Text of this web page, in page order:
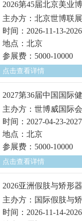
2026第45届北京美业
主办方：北京世博联
时间：2026-11-13-
地点：北京
参展费：5000-10000
点击查看详情
2027第36届中国国际
主办方：世博威国际
时间：2027-04-23-
地点：北京
参展费：5000-10000
点击查看详情
2026亚洲假肢与矫形
主办方：国际假肢与
时间：2026-11-14-